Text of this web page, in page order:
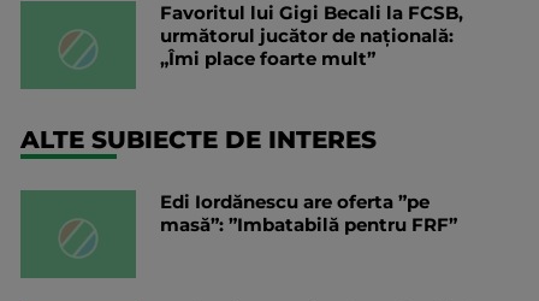
Favoritul lui Gigi Becali la FCSB,
următorul jucător de națională:
„Îmi place foarte mult”
ALTE SUBIECTE DE INTERES
Edi Iordănescu are oferta ”pe
masă”: ”Imbatabilă pentru FRF”